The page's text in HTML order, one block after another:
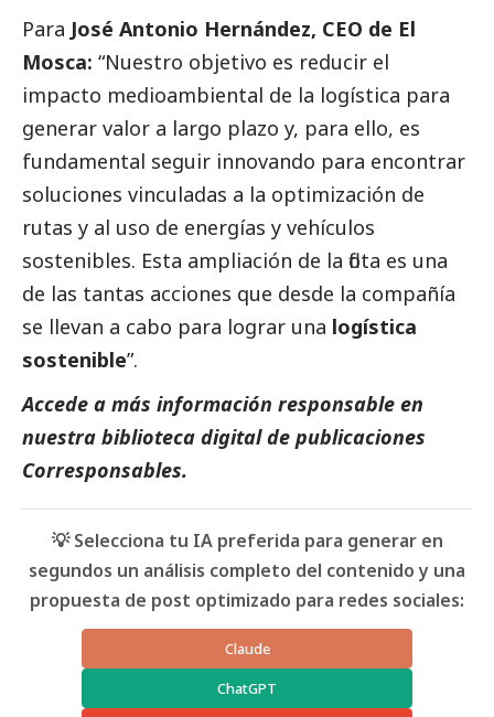
Para José Antonio Hernández, CEO de El
Mosca: “Nuestro objetivo es reducir el
impacto medioambiental de la logística para
generar valor a largo plazo y, para ello, es
fundamental seguir innovando para encontrar
soluciones vinculadas a la optimización de
rutas y al uso de energías y vehículos
sostenibles. Esta ampliación de la flota es una
de las tantas acciones que desde la compañía
se llevan a cabo para lograr una logística
sostenible”.
Accede a más información responsable en
nuestra biblioteca digital de publicaciones
Corresponsables.
💡 Selecciona tu IA preferida para generar en
segundos un análisis completo del contenido y una
propuesta de post optimizado para redes sociales:
Claude
ChatGPT